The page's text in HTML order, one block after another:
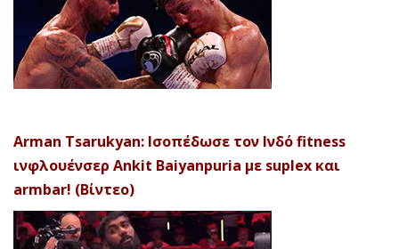
Arman Tsarukyan: Ισοπέδωσε τον Ινδό fitness
ινφλουένσερ Ankit Baiyanpuria με suplex και
armbar! (Βίντεο)